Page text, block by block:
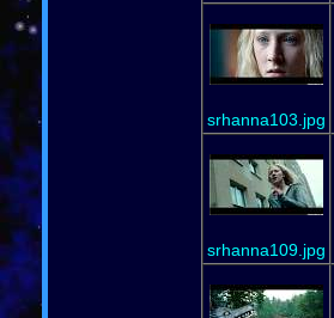
srhanna103.jpg
srhanna109.jpg